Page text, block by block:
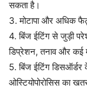
सकता है।
3. मोटापा और अधिक
4. बिंज ईटिंग से जुड़ी
डिप्रेशन, तनाव और कई
5. बिंज ईटिंग
ओस्टियोपोरोसिस का